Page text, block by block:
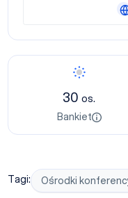
Bankiet
30os.
Bankiet
Tagi: Ośrodki